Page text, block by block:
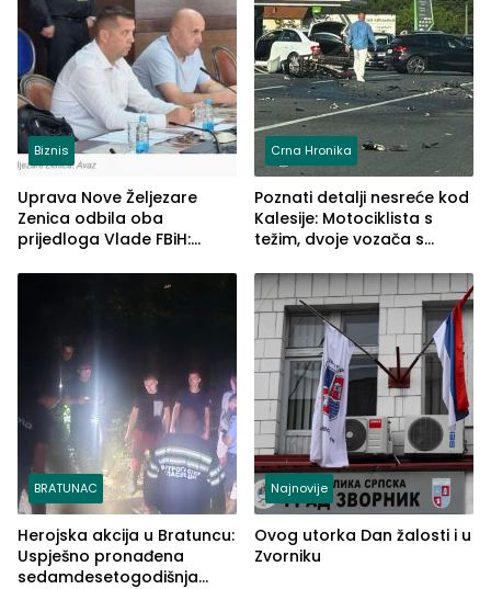
Biznis
Uprava Nove Željezare
Zenica odbila oba
prijedloga Vlade FBiH:
rješenje
Crna Hronika
Poznati detalji nesreće kod
Kalesije: Motociklista s
težim, dvoje vozača s
BRATUNAC
Herojska akcija u Bratuncu:
Uspješno pronađena
sedamdesetogodišnja
Najnovije
Ovog utorka Dan žalosti i u
Zvorniku